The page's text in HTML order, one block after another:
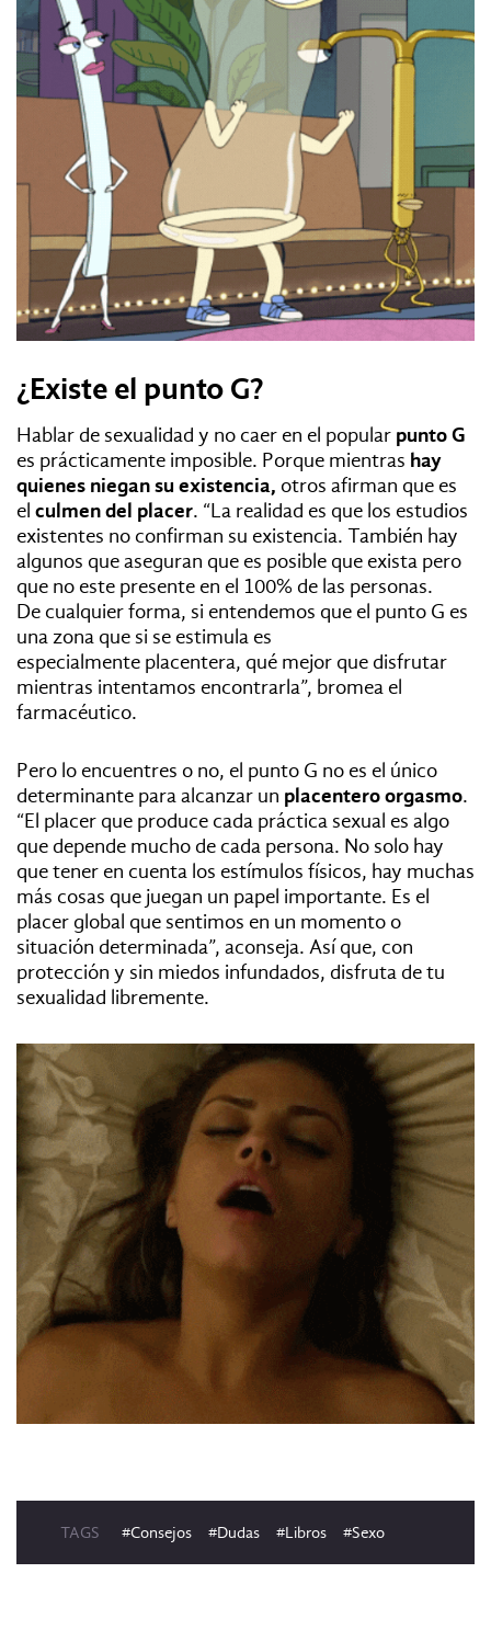
¿Existe el punto G?
Hablar de sexualidad y no caer en el popular punto G
es prácticamente imposible. Porque mientras hay
quienes niegan su existencia, otros afirman que es
el culmen del placer. “La realidad es que los estudios
existentes no confirman su existencia. También hay
algunos que aseguran que es posible que exista pero
que no este presente en el 100% de las personas.
De cualquier forma, si entendemos que el punto G es
una zona que si se estimula es
especialmente placentera, qué mejor que disfrutar
mientras intentamos encontrarla”, bromea el
farmacéutico.
Pero lo encuentres o no, el punto G no es el único
determinante para alcanzar un placentero orgasmo.
“El placer que produce cada práctica sexual es algo
que depende mucho de cada persona. No solo hay
que tener en cuenta los estímulos físicos, hay muchas
más cosas que juegan un papel importante. Es el
placer global que sentimos en un momento o
situación determinada”, aconseja. Así que, con
protección y sin miedos infundados, disfruta de tu
sexualidad libremente.
TAGS #Consejos #Dudas #Libros #Sexo